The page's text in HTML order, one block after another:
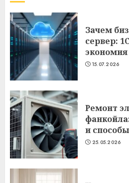
Зачем
сервер:
15.07.2026
Ремонт
и
25.05.2026